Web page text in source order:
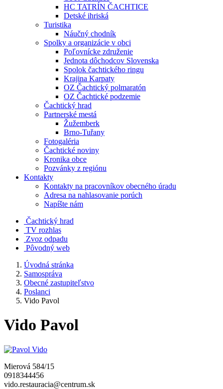
HC TATRÍN ČACHTICE
Detské ihriská
Turistika
Náučný chodník
Spolky a organizácie v obci
Poľovnícke združenie
Jednota dôchodcov Slovenska
Spolok čachtického ringu
Krajina Karpaty
OZ Čachtický polmaratón
OZ Čachtické podzemie
Čachtický hrad
Partnerské mestá
Žužemberk
Brno-Tuřany
Fotogaléria
Čachtické noviny
Kronika obce
Pozvánky z regiónu
Kontakty
Kontakty na pracovníkov obecného úradu
Adresa na nahlasovanie porúch
Napíšte nám
Čachtický hrad
TV rozhlas
Zvoz odpadu
Pôvodný web
Úvodná stránka
Samospráva
Obecné zastupiteľstvo
Poslanci
Vido Pavol
Vido Pavol
Mierová 584/15
0918344456
vido.restauracia@centrum.sk